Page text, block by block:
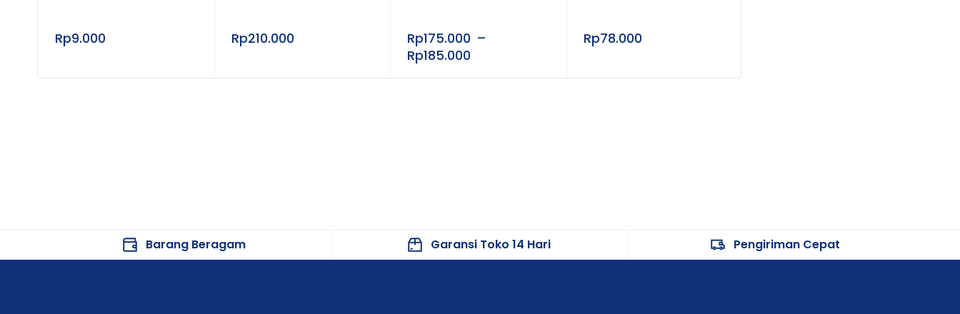
Rp9.000 Rp210.000 Rp175.000 –
Rp185.000
Rp78.000
Barang Beragam Garansi Toko 14 Hari Pengiriman Cepat